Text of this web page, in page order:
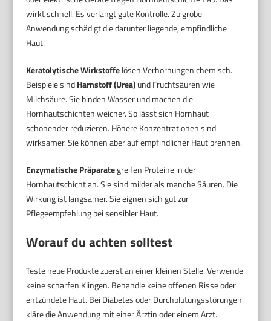
wirkt schnell. Es verlangt gute Kontrolle. Zu grobe
Anwendung schädigt die darunter liegende, empfindliche
Haut.
Keratolytische Wirkstoffelösen Verhornungen chemisch.
Beispiele sindHarnstoff (Urea)und Fruchtsäuren wie
Milchsäure. Sie binden Wasser und machen die
Hornhautschichten weicher. So lässt sich Hornhaut
schonender reduzieren. Höhere Konzentrationen sind
wirksamer. Sie können aber auf empfindlicher Haut brennen.
Enzymatische Präparategreifen Proteine in der
Hornhautschicht an. Sie sind milder als manche Säuren. Die
Wirkung ist langsamer. Sie eignen sich gut zur
Pflegeempfehlung bei sensibler Haut.
Worauf du achten solltest
Teste neue Produkte zuerst an einer kleinen Stelle. Verwende
keine scharfen Klingen. Behandle keine offenen Risse oder
entzündete Haut. Bei Diabetes oder Durchblutungsstörungen
kläre die Anwendung mit einer Ärztin oder einem Arzt.